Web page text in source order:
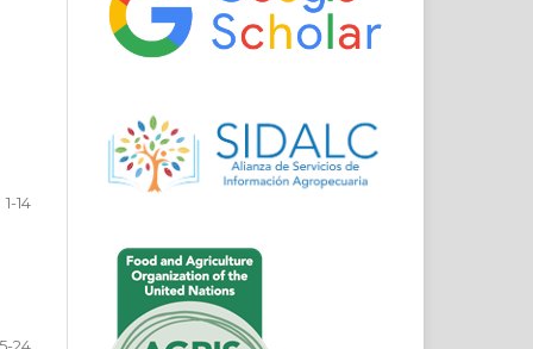
1-14